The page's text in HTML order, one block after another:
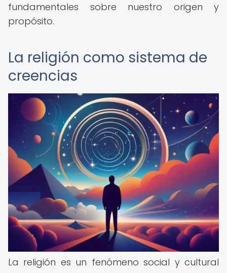
fundamentales sobre nuestro origen y
propósito.
La religión como sistema de
creencias
La religión es un fenómeno social y cultural